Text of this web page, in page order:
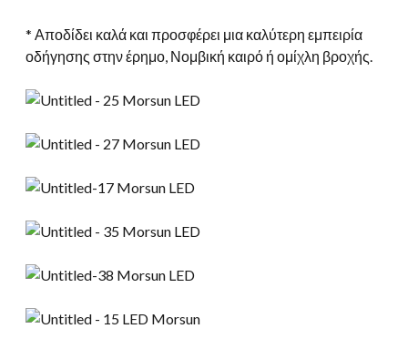
* Αποδίδει καλά και προσφέρει μια καλύτερη εμπειρία
οδήγησης στην έρημο, Νομβική καιρό ή ομίχλη βροχής.